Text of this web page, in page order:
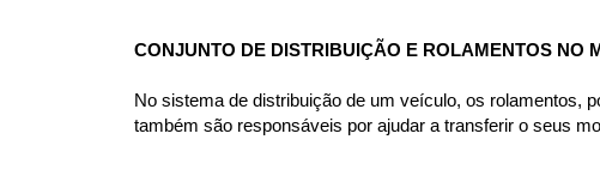
CONJUNTO DE DISTRIBUIÇÃO E ROLAMENTOS NO
No sistema de distribuição de um veículo, os rolamentos,
também são responsáveis por ajudar a transferir o seus